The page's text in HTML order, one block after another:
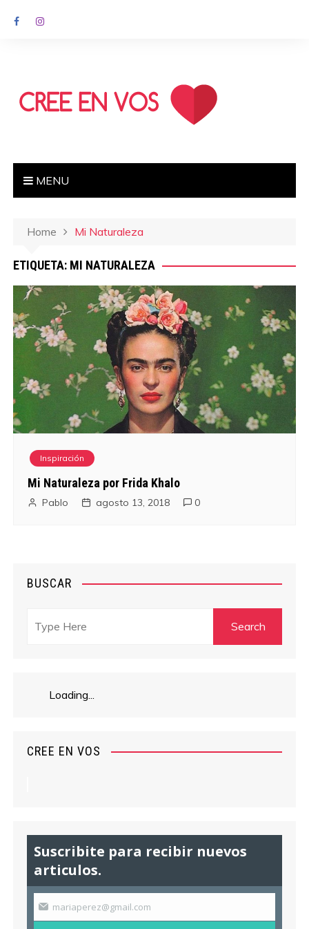
MENU
Home Mi Naturaleza
ETIQUETA: MI NATURALEZA
Inspiración
Mi Naturaleza por Frida Khalo
Pablo agosto 13, 2018 0
BUSCAR
Loading...
CREE EN VOS
Suscribite para recibir nuevos
articulos.
mariaperez@gmail.com